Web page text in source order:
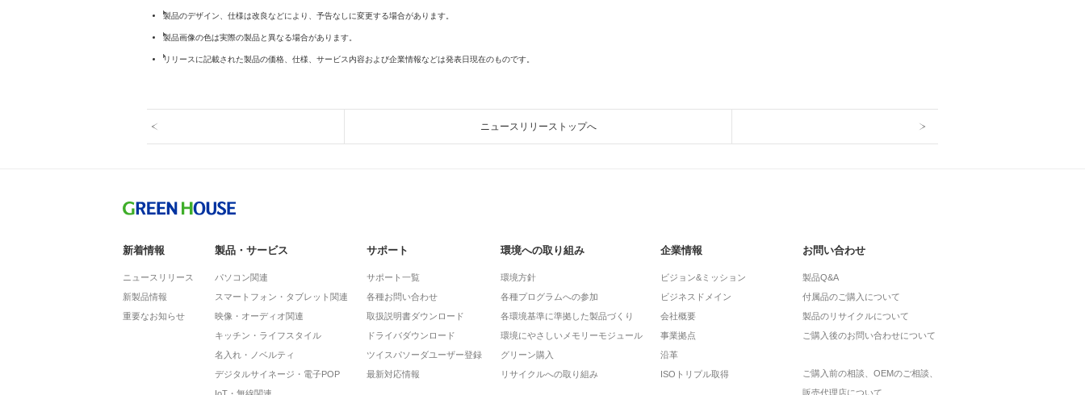
製品のデザイン、仕様は改良などにより、予告なしに変更する場合があります。
製品画像の色は実際の製品と異なる場合があります。
リリースに記載された製品の価格、仕様、サービス内容および企業情報などは発表日現在のものです。
ニュースリリーストップへ
新着情報
ニュースリリース
新製品情報
重要なお知らせ
製品・サービス
パソコン関連
スマートフォン・タブレット関連
映像・オーディオ関連
キッチン・ライフスタイル
名入れ・ノベルティ
デジタルサイネージ・電子POP
サポート
サポート一覧
各種お問い合わせ
取扱説明書ダウンロード
ドライバダウンロード
ツイスパソーダユーザー登録
最新対応情報
環境への取り組み
環境方針
各種プログラムへの参加
各環境基準に準拠した製品づくり
環境にやさしいメモリーモジュール
グリーン購入
リサイクルへの取り組み
企業情報
ビジョン&ミッション
ビジネスドメイン
会社概要
事業拠点
沿革
ISOトリプル取得
お問い合わせ
製品Q&A
付属品のご購入について
製品のリサイクルについて
ご購入後のお問い合わせについて
ご購入前の相談、OEMのご相談、
販売代理店について